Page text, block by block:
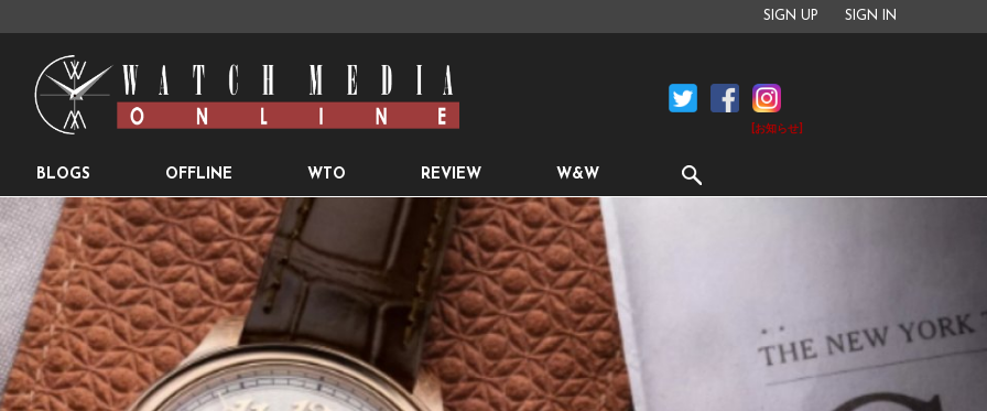
SIGN UP SIGN IN
[お知らせ]
BLOGS OFFLINE WTO REVIEW W&W